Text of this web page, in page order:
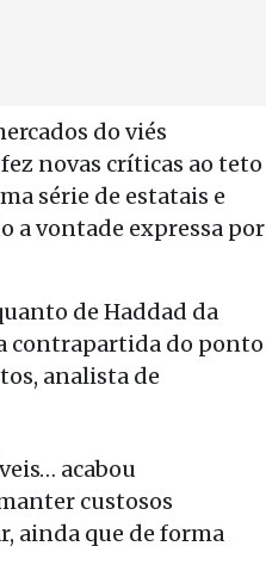
do viés
novas críticas ao teto
série de estatais e
a vontade expressa por
de Haddad da
contrapartida do ponto
analista de
acabou
custosos
ainda que de forma